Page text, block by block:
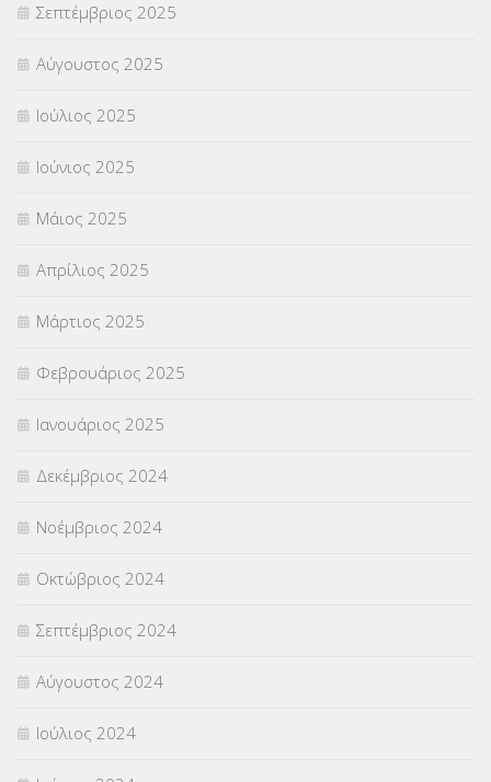
Σεπτέμβριος 2025
Αύγουστος 2025
Ιούλιος 2025
Ιούνιος 2025
Μάιος 2025
Απρίλιος 2025
Μάρτιος 2025
Φεβρουάριος 2025
Ιανουάριος 2025
Δεκέμβριος 2024
Νοέμβριος 2024
Οκτώβριος 2024
Σεπτέμβριος 2024
Αύγουστος 2024
Ιούλιος 2024